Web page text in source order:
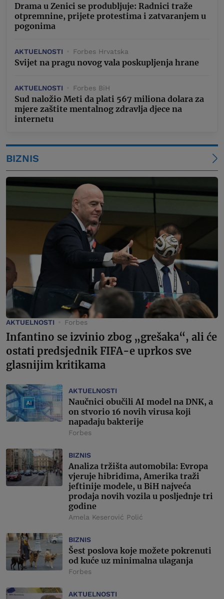
Drama u Zenici se produbljuje: Radnici traže
otpremnine, prijete protestima i zatvaranjem u
pogonima
AKTUELNOSTI Forbes Hrvatska
Svijet na pragu novog vala poskupljenja hrane
AKTUELNOSTI Forbes BiH
Sud naložio Meti da plati 567 miliona dolara za
mjere zaštite mentalnog zdravlja djece na
internetu
BIZNIS
AKTUELNOSTI Forbes
Infantino se izvinio zbog „grešaka“, ali će
ostati predsjednik FIFA-e uprkos sve
glasnijim kritikama
AKTUELNOSTI
Naučnici obučili AI model na DNK, a
on stvorio 16 novih virusa koji
napadaju bakterije
Forbes
BIZNIS
Analiza tržišta automobila: Evropa
vjeruje hibridima, Amerika traži
jeftinije modele, u BiH najveća
prodaja novih vozila u posljednje tri
godine
Amela Keserović Polić
BIZNIS
Šest poslova koje možete pokrenuti
od kuće uz minimalna ulaganja
Forbes
AKTUELNOSTI